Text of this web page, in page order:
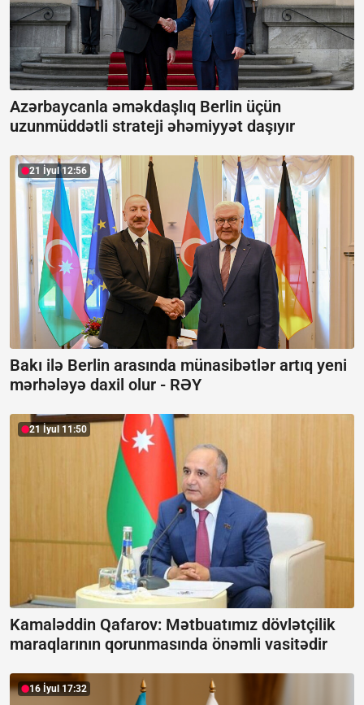
Azərbaycanla əməkdaşlıq Berlin üçün
uzunmüddətli strateji əhəmiyyət daşıyır
21 İyul 12:56
Bakı ilə Berlin arasında münasibətlər artıq yeni
mərhələyə daxil olur - RƏY
21 İyul 11:50
Kamaləddin Qafarov: Mətbuatımız dövlətçilik
maraqlarının qorunmasında önəmli vasitədir
16 İyul 17:32